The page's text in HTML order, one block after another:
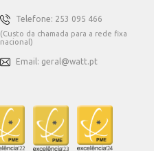
Telefone: 253 095 466
(Custo da chamada para a rede fixa
nacional)
Email: geral@watt.pt